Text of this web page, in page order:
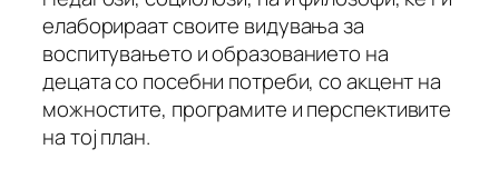
елаборираат своите видувања за
воспитувањето и образованието на
децата со посебни потреби, со акцент на
можностите, програмите и перспективите
на тој план.